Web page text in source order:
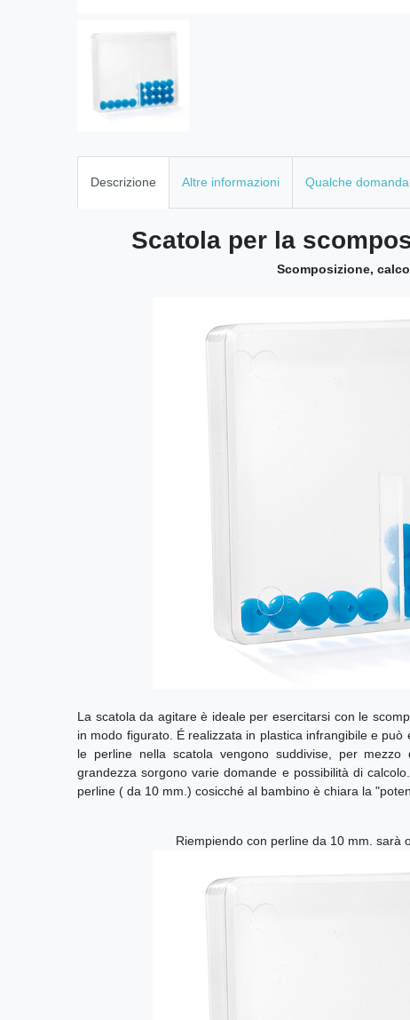
Descrizione Altre informazioni Qualche
Scatola per la
Scomposizione,
La scatola da agitare è ideale per esercitarsi con le
in modo figurato. É realizzata in plastica infrangibile e
le perline nella scatola vengono suddivise, per
grandezza sorgono varie domande e possibilità di
perline ( da 10 mm.) cosicché al bambino è chiara la
Riempiendo con perline da 10 mm. sarà